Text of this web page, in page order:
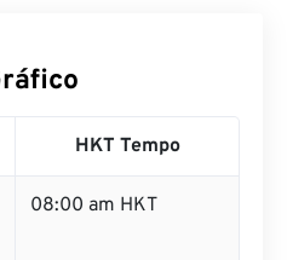
HKT Tempo
08:00 am HKT